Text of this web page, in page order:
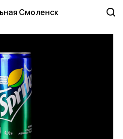
Смоленск